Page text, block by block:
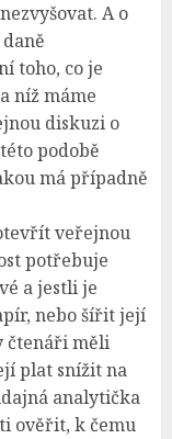
A o
toho, co je
níž máme
diskuzi o
podobě
má případně
veřejnou
potřebuje
a jestli je
nebo šířit její
čtenáři měli
plat snížit na
analytička
ověřit, k čemu